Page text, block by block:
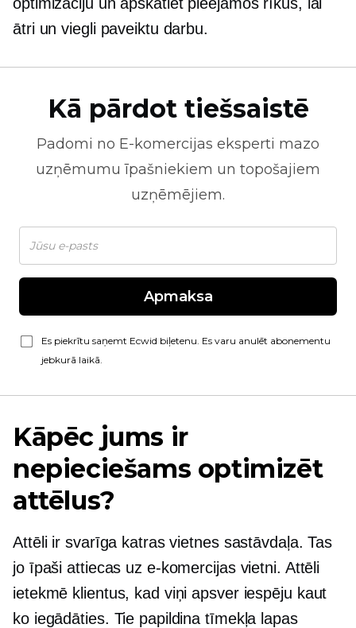
ātri un viegli paveiktu darbu.
Kā pārdot tiešsaistē
Padomi no E-komercijas eksperti mazo
uzņēmumu īpašniekiem un topošajiem
uzņēmējiem.
Apmaksa
Es piekrītu saņemt Ecwid biļetenu. Es varu anulēt abonementu
jebkurā laikā.
Kāpēc jums ir
nepieciešams optimizēt
attēlus?
Attēli ir svarīga katras vietnes sastāvdaļa. Tas
jo īpaši attiecas uz e-komercijas vietni. Attēli
ietekmē klientus, kad viņi apsver iespēju kaut
ko iegādāties. Tie papildina tīmekļa lapas